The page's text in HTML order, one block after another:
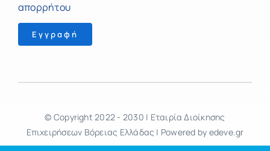
απορρήτου
© Copyright 2022 - 2030 | Εταιρία Διοίκησης
Επιχειρήσεων Βόρειας Ελλάδας | Powered by edeve.gr